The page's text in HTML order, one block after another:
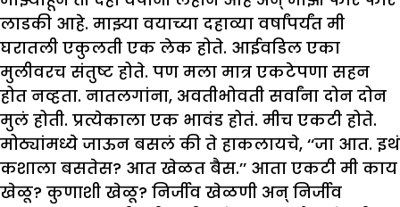
लाडकी आहे. माझ्या वयाच्या दहाव्या वर्षांपर्यंत मी
घरातली एकुलती एक लेक होते. आईवडिल एका
मुलीवरच संतुष्ट होते. पण मला मात्र एकटेपणा सहन
होत नव्हता. नातलगांना, अवतीभोवती सर्वांना दोन दोन
मुलं होती. प्रत्येकाला एक भावंड होतं. मीच एकटी होते.
मोठ्यांमध्ये जाऊन बसलं की ते हाकलायचे, ‘‘जा आत. इथं
कशाला बसतेस? आत खेळत बैस.’’ आता एकटी मी काय
खेळू? कुणाशी खेळू? निर्जीव खेळणी अन् निर्जीव